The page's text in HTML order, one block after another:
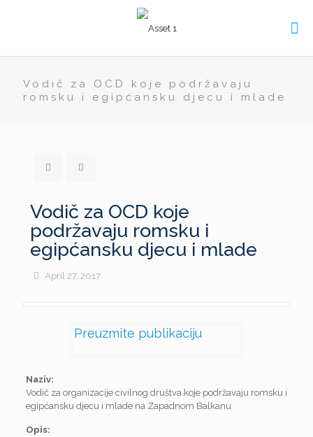
Vodič za OCD koje podržavaju
romsku i egipćansku djecu i mlade
Vodič za OCD koje
podržavaju romsku i
egipćansku djecu i mlade
April 27, 2017
Preuzmite publikaciju
Naziv:
Vodič za organizacije civilnog društva koje podržavaju romsku i
egipćansku djecu i mlade na Zapadnom Balkanu
Opis: